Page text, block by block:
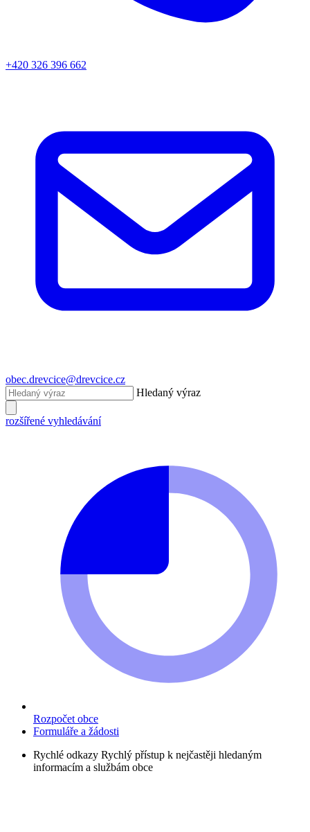
+420 326 396 662
obec.drevcice@drevcice.cz
Hledaný výraz
rozšířené vyhledávání
Rozpočet obce
Formuláře a žádosti
Rychlé odkazy Rychlý přístup k nejčastěji hledaným
informacím a službám obce